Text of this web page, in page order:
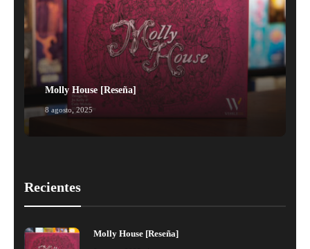
Molly House [Reseña]
8 agosto, 2025
Recientes
Molly House [Reseña]